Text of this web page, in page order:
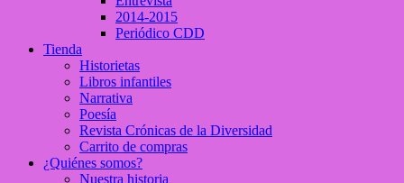
2014-2015
Periódico CDD
Tienda
Historietas
Libros infantiles
Narrativa
Poesía
Revista Crónicas de la Diversidad
Carrito de compras
¿Quiénes somos?
Nuestra historia